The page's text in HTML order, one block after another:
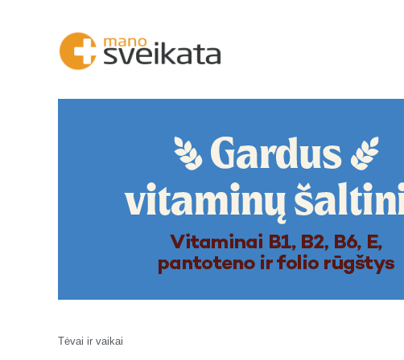
Tėvai ir vaikai